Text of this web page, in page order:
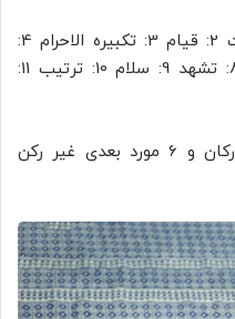
این واجبات 11 مورد هستند: 1: نیت 2: قیام 3: تکبیره الاحرام 4:
رکوع 5: سجده 6: قرائت 7: ذکر 8: تشهد 9: سلام 10: ترتیب 11:
از این واجبات 5 مورد اول جزو ارکان و 6 مورد بعدی غیر رکن